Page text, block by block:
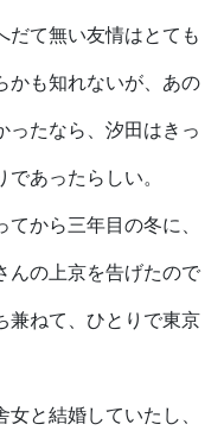
だて無い友情はとても
かも知れないが、あの
ったなら、汐田はきっ
であったらしい。
から三年目の冬に、
んの上京を告げたので
兼ねて、ひとりで東京
と結婚していたし、